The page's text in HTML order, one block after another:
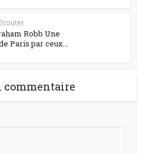
Robb Une
Paris par ceux...
commentaire